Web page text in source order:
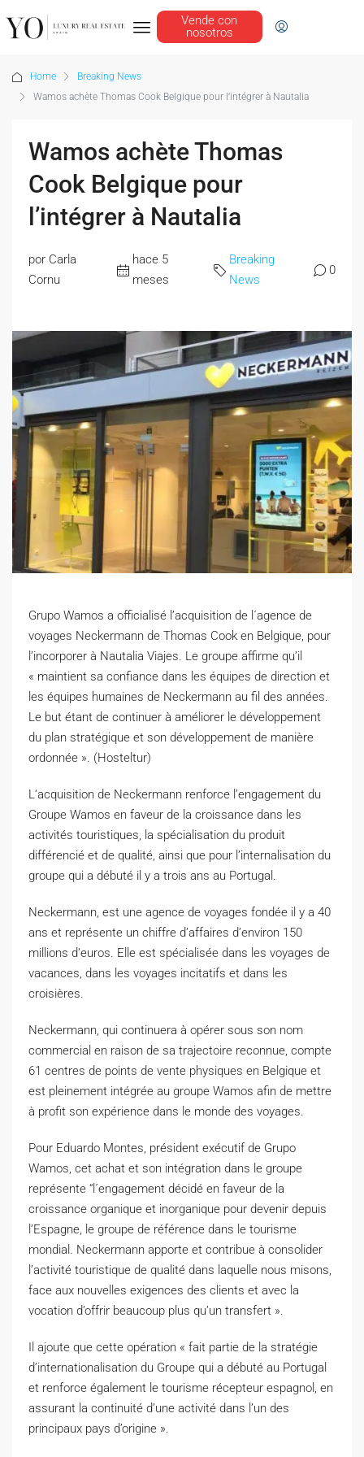
Vende con
nosotros
Home
Breaking News
Wamos achète Thomas Cook Belgique pour l’intégrer à Nautalia
Wamos achète Thomas
Cook Belgique pour
l’intégrer à Nautalia
por Carla
Cornu
hace 5
meses
Breaking
News
0
Grupo Wamos a officialisé l’acquisition de l´agence de
voyages Neckermann de Thomas Cook en Belgique, pour
l’incorporer à Nautalia Viajes. Le groupe affirme qu’il
« maintient sa confiance dans les équipes de direction et
les équipes humaines de Neckermann au fil des années.
Le but étant de continuer à améliorer le développement
du plan stratégique et son développement de manière
ordonnée ». (Hosteltur)
L‘acquisition de Neckermann renforce l’engagement du
Groupe Wamos en faveur de la croissance dans les
activités touristiques, la spécialisation du produit
différencié et de qualité, ainsi que pour l’internalisation du
groupe qui a débuté il y a trois ans au Portugal.
Neckermann, est une agence de voyages fondée il y a 40
ans et représente un chiffre d’affaires d’environ 150
millions d’euros. Elle est spécialisée dans les voyages de
vacances, dans les voyages incitatifs et dans les
croisières.
Neckermann, qui continuera à opérer sous son nom
commercial en raison de sa trajectoire reconnue, compte
61 centres de points de vente physiques en Belgique et
est pleinement intégrée au groupe Wamos afin de mettre
à profit son expérience dans le monde des voyages.
Pour Eduardo Montes, président exécutif de Grupo
Wamos, cet achat et son intégration dans le groupe
représente “l´engagement décidé en faveur de la
croissance organique et inorganique pour devenir depuis
l’Espagne, le groupe de référence dans le tourisme
mondial. Neckermann apporte et contribue à consolider
l’activité touristique de qualité dans laquelle nous misons,
face aux nouvelles exigences des clients et avec la
vocation d’offrir beaucoup plus qu’un transfert ».
Il ajoute que cette opération « fait partie de la stratégie
d’internationalisation du Groupe qui a débuté au Portugal
et renforce également le tourisme récepteur espagnol, en
assurant la continuité d’une activité dans l’un des
principaux pays d’origine ».